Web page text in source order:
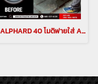
ล้อ ALPHARD 40 โมดิฟายใส่ ALPHARD 30